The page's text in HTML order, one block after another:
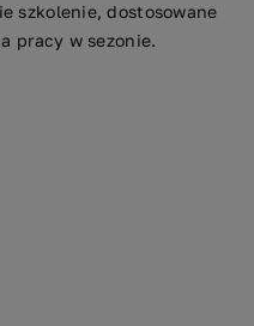
szkolenie, dostosowane
pracy w sezonie.